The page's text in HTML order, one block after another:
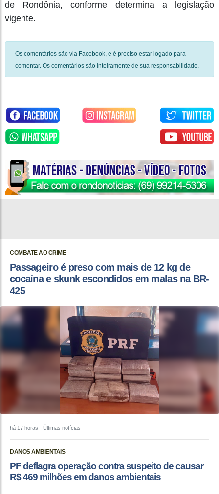
de Rondônia, conforme determina a legislação
vigente.
Os comentários são via Facebook, e é preciso estar logado para
comentar. Os comentários são inteiramente de sua responsabilidade.
COMBATE AO CRIME
Passageiro é preso com mais de 12 kg de
cocaína e skunk escondidos em malas na BR-
425
há 17 horas - Últimas notícias
DANOS AMBIENTAIS
PF deflagra operação contra suspeito de causar
R$ 469 milhões em danos ambientais